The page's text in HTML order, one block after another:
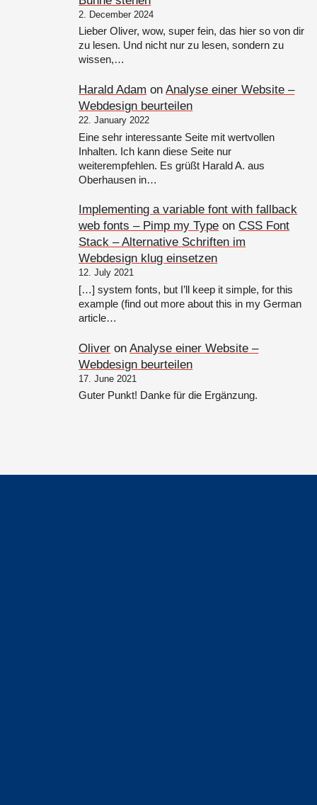
2. December 2024
Lieber Oliver, wow, super fein, das hier so von dir
zu lesen. Und nicht nur zu lesen, sondern zu
wissen,…
Harald Adam onAnalyse einer Website –
Webdesign beurteilen
22. January 2022
Eine sehr interessante Seite mit wertvollen
Inhalten. Ich kann diese Seite nur
weiterempfehlen. Es grüßt Harald A. aus
Oberhausen in…
Implementing a variable font with fallback
web fonts – Pimp my Type on CSS Font
Stack – Alternative Schriften im
Webdesign klug einsetzen
12. July 2021
[…] system fonts, but I’ll keep it simple, for this
example (find out more about this in my German
article…
Oliver onAnalyse einer Website –
Webdesign beurteilen
17. June 2021
Guter Punkt! Danke für die Ergänzung.